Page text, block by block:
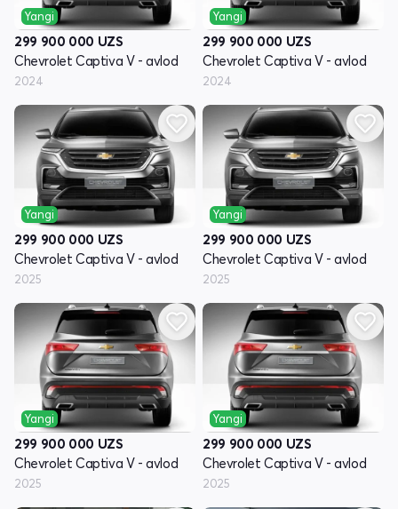
Yangi
299 900 000 UZS
Chevrolet Captiva V - avlod
2024
Yangi
299 900 000 UZS
Chevrolet Captiva V - avlod
2024
Yangi
299 900 000 UZS
Chevrolet Captiva V - avlod
2025
Yangi
299 900 000 UZS
Chevrolet Captiva V - avlod
2025
Yangi
299 900 000 UZS
Chevrolet Captiva V - avlod
2025
Yangi
299 900 000 UZS
Chevrolet Captiva V - avlod
2025